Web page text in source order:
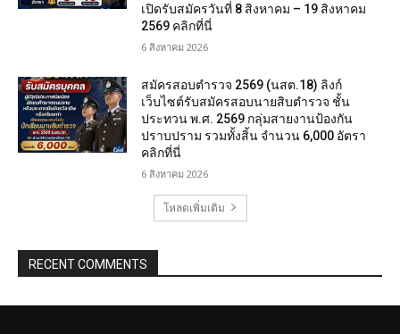
เปิดรับสมัครวันที่ 8 สิงหาคม – 19 สิงหาคม
2569 คลิกที่นี่
6 สิงหาคม 2026
สมัครสอบตํารวจ 2569 (นสต.18) ลิงก์
เว็บไซต์รับสมัครสอบนายสิบตำรวจ ชั้น
ประทวน พ.ศ. 2569 กลุ่มสายงานป้องกัน
ปราบปราม รวมทั้งสิ้น จำนวน 6,000 อัตรา
คลิกที่นี่
6 สิงหาคม 2026
โหลดเพิ่มเติม
RECENT COMMENTS